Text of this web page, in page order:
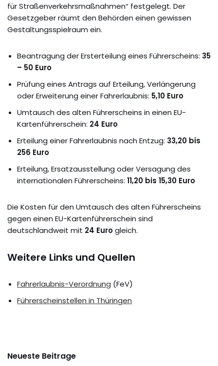
für Straßenverkehrsmaßnahmen“ festgelegt. Der
Gesetzgeber räumt den Behörden einen gewissen
Gestaltungsspielraum ein.
Beantragung der Ersterteilung eines Führerscheins: 35
– 50 Euro
Prüfung eines Antrags auf Erteilung, Verlängerung
oder Erweiterung einer Fahrerlaubnis: 5,10 Euro
Umtausch des alten Führerscheins in einen EU-
Kartenführerschein: 24 Euro
Erteilung einer Fahrerlaubnis nach Entzug: 33,20 bis
256 Euro
Erteilung, Ersatzausstellung oder Versagung des
internationalen Führerscheins: 11,20 bis 15,30 Euro
Die Kosten für den Umtausch des alten Führerscheins
gegen einen EU-Kartenführerschein sind
deutschlandweit mit 24 Eurogleich.
Weitere Links und Quellen
Fahrerlaubnis-Verordnung (FeV)
Führerscheinstellen in Thüringen
Neueste Beitrage